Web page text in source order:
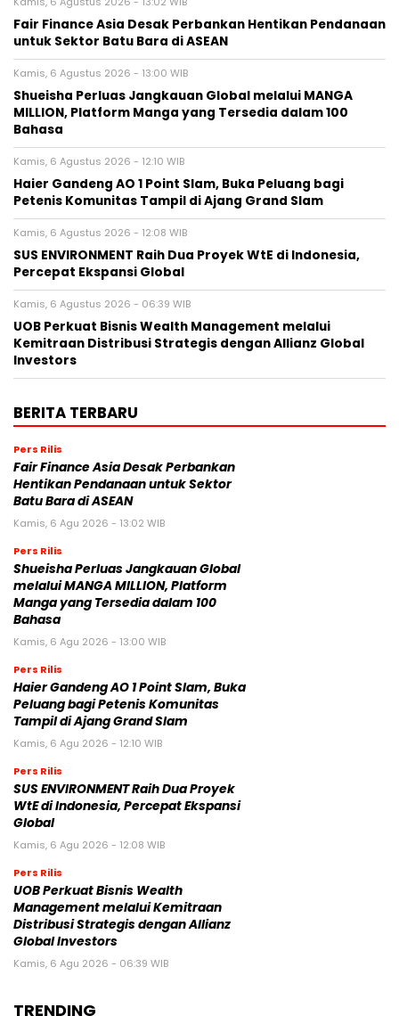
Fair Finance Asia Desak Perbankan Hentikan Pendanaan
untuk Sektor Batu Bara di ASEAN
Kamis, 6 Agustus 2026 - 13:00 WIB
Shueisha Perluas Jangkauan Global melalui MANGA
MILLION, Platform Manga yang Tersedia dalam 100
Bahasa
Kamis, 6 Agustus 2026 - 12:10 WIB
Haier Gandeng AO 1 Point Slam, Buka Peluang bagi
Petenis Komunitas Tampil di Ajang Grand Slam
Kamis, 6 Agustus 2026 - 12:08 WIB
SUS ENVIRONMENT Raih Dua Proyek WtE di Indonesia,
Percepat Ekspansi Global
Kamis, 6 Agustus 2026 - 06:39 WIB
UOB Perkuat Bisnis Wealth Management melalui
Kemitraan Distribusi Strategis dengan Allianz Global
Investors
BERITA TERBARU
Pers Rilis
Fair Finance Asia Desak Perbankan
Hentikan Pendanaan untuk Sektor
Batu Bara di ASEAN
Kamis, 6 Agu 2026 - 13:02 WIB
Pers Rilis
Shueisha Perluas Jangkauan Global
melalui MANGA MILLION, Platform
Manga yang Tersedia dalam 100
Bahasa
Kamis, 6 Agu 2026 - 13:00 WIB
Pers Rilis
Haier Gandeng AO 1 Point Slam, Buka
Peluang bagi Petenis Komunitas
Tampil di Ajang Grand Slam
Kamis, 6 Agu 2026 - 12:10 WIB
Pers Rilis
SUS ENVIRONMENT Raih Dua Proyek
WtE di Indonesia, Percepat Ekspansi
Global
Kamis, 6 Agu 2026 - 12:08 WIB
Pers Rilis
UOB Perkuat Bisnis Wealth
Management melalui Kemitraan
Distribusi Strategis dengan Allianz
Global Investors
Kamis, 6 Agu 2026 - 06:39 WIB
TRENDING